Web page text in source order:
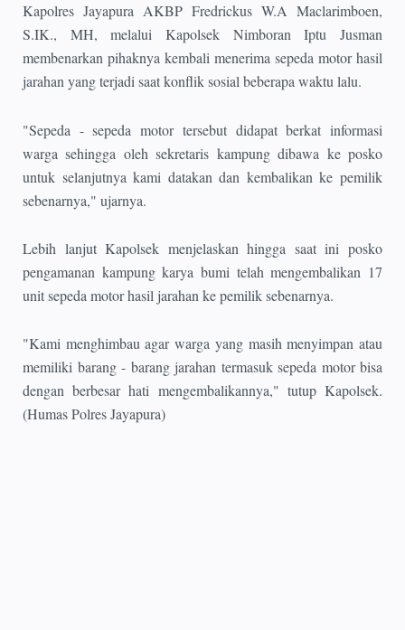
Kapolres Jayapura AKBP Fredrickus W.A Maclarimboen,
S.IK., MH, melalui Kapolsek Nimboran Iptu Jusman
membenarkan pihaknya kembali menerima sepeda motor hasil
jarahan yang terjadi saat konflik sosial beberapa waktu lalu.
"Sepeda - sepeda motor tersebut didapat berkat informasi
warga sehingga oleh sekretaris kampung dibawa ke posko
untuk selanjutnya kami datakan dan kembalikan ke pemilik
sebenarnya," ujarnya.
Lebih lanjut Kapolsek menjelaskan hingga saat ini posko
pengamanan kampung karya bumi telah mengembalikan 17
unit sepeda motor hasil jarahan ke pemilik sebenarnya.
"Kami menghimbau agar warga yang masih menyimpan atau
memiliki barang - barang jarahan termasuk sepeda motor bisa
dengan berbesar hati mengembalikannya," tutup Kapolsek.
(Humas Polres Jayapura)